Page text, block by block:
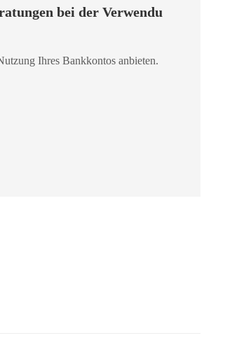
bei der Verwendu
Ihres Bankkontos anbieten.